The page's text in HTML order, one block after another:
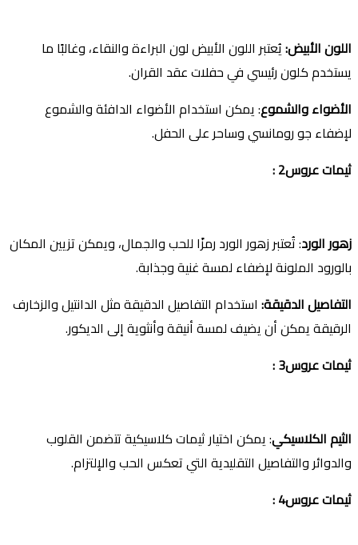
اللون الأبيض:يُعتبر اللون الأبيض لون البراءة والنقاء، وغالبًا ما
يستخدم كلون رئيسي في حفلات عقد القران.
الأضواء والشموع: يمكن استخدام الأضواء الدافئة والشموع
لإضفاء جو رومانسي وساحر على الحفل.
ثيمات عروس2 :
زهور الورد: تُعتبر زهور الورد رمزًا للحب والجمال، ويمكن تزيين المكان
بالورود الملونة لإضفاء لمسة غنية وجذابة.
التفاصيل الدقيقة: استخدام التفاصيل الدقيقة مثل الدانتيل والزخارف
الرقيقة يمكن أن يضيف لمسة أنيقة وأنثوية إلى الديكور.
ثيمات عروس3 :
الثيم الكلاسيكي: يمكن اختيار ثيمات كلاسيكية تتضمن القلوب
والدوائر والتفاصيل التقليدية التي تعكس الحب والإلتزام.
ثيمات عروس4 :